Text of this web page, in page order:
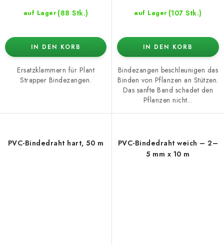
auf Lager (88 Stk.)
IN DEN KORB
Ersatzklammern für Plant
Strapper Bindezangen.
auf Lager (107 Stk.)
IN DEN KORB
Bindezangen beschleunigen das
Binden von Pflanzen an Stützen.
Das sanfte Band schadet den
Pflanzen nicht...
PVC-Bindedraht hart, 50 m
PVC-Bindedraht weich – 2–
5 mm x 10 m